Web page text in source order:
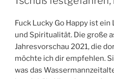
Fuck Lucky Go Happy ist
und Spiritualität. Die große
Jahresvorschau 2021, die
möchte ich dir empfehlen.
was das